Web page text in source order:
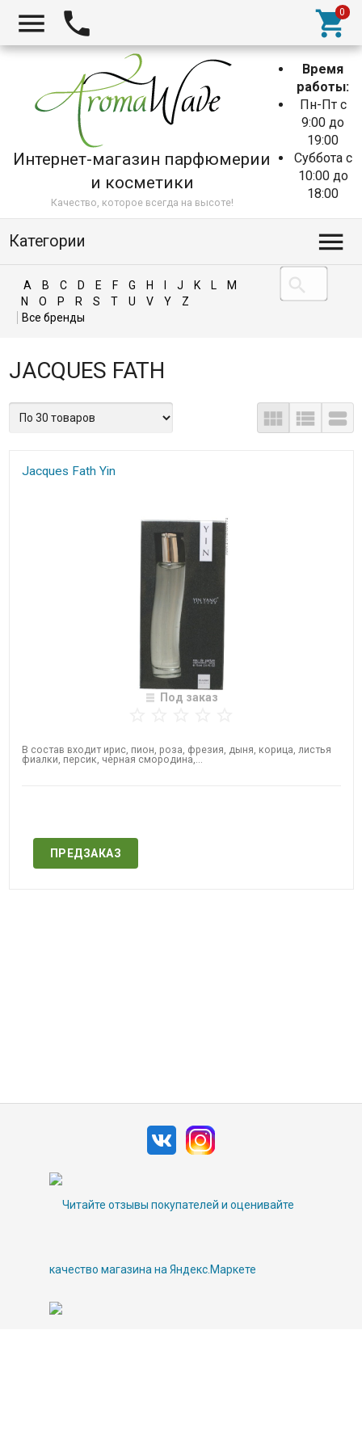
Интернет-магазин парфюмерии
и косметики
Качество, которое всегда на высоте!
Время
работы:
Пн-Пт с
9:00 до
19:00
Суббота с
10:00 до
18:00
Категории
A B C D E F G H J K L
M
N
O P R S T U V Y Z
JACQUES FATH
Jacques Fath Yin
Под заказ
В состав входит ирис, пион, роза, фрезия, дыня, корица, листья
фиалки, персик, черная смородина,...
ПРЕДЗАКАЗ